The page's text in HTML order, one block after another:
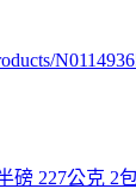
磅 227公克 2